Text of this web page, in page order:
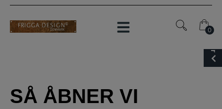
Hop
indholdet
0
0
SÅ ÅBNER VI
Sidebar